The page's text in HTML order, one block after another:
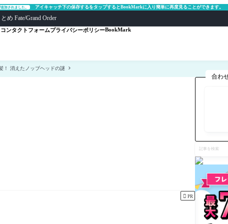
加されました。 アイキャッチ下の保存するをタップするとBookMarkに入り簡単に再度見ることができます。
め Fate/Grand Order
コンタクトフォームプライバシーポリシーBookMark
！ 消えたノッブヘッドの謎
 PR
合わ
を
検